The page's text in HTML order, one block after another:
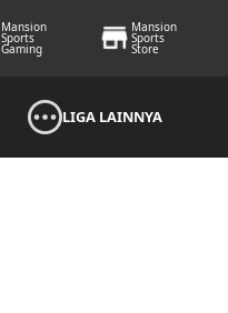
Mansion
Sports
Gaming
Mansion
Sports
Store
LIGA LAINNYA